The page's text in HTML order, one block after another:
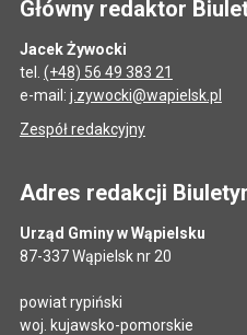
Główny redaktor
Jacek Żywocki
tel. (+48) 56 49 383 21
e-mail: j.zywocki@wapielsk.pl
Zespół redakcyjny
Adres redakcji
Urząd Gminy w Wąpielsku
87-337 Wąpielsk nr 20
powiat rypiński
woj. kujawsko-pomorskie